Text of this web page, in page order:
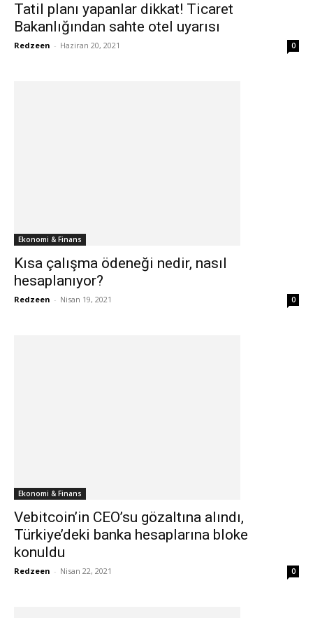
Tatil planı yapanlar dikkat! Ticaret
Bakanlığından sahte otel uyarısı
Redzeen - Haziran 20, 2021 0
Ekonomi & Finans
Kısa çalışma ödeneği nedir, nasıl
hesaplanıyor?
Redzeen - Nisan 19, 2021 0
Ekonomi & Finans
Vebitcoin’in CEO’su gözaltına alındı,
Türkiye’deki banka hesaplarına bloke
konuldu
Redzeen - Nisan 22, 2021 0